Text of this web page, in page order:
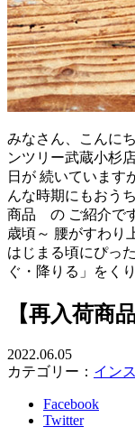
みなさん、こんに
ンツリー武蔵小杉
日が 続いています
んな時期にもおう
商品 の ご紹介で
歳頃～ 腰がすわり
はじまる頃にぴっ
ぐ・降りる」をく
【再入荷商
2022.06.05
カテゴリー： イン
Facebook
Twitter